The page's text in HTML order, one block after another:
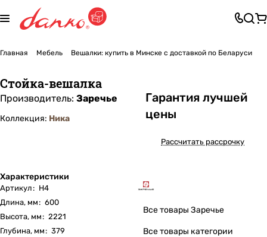
Главная Мебель Вешалки: купить в Минске с доставкой по Беларуси
Стойка-вешалка
Производитель: Заречье
Коллекция: Ника
Характеристики
Артикул: Н4
Длина, мм: 600
Высота, мм: 2221
Глубина, мм: 379
Гарантия лучшей
цены
Рассчитать рассрочку
Все товары Заречье
Все товары категории